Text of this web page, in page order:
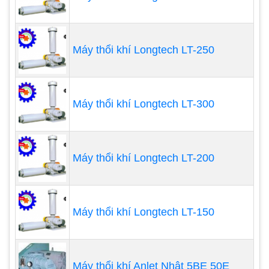
tương đối thấp.
Ứng dụng máy thổi khí Tsurumi:
Khuấy trộn bể điều hòa trong hệ thống xử lý
Máy thổi khí Longtech LT-250
Máy thổi khí Longtech LT-300
Máy thổi khí Longtech LT-200
Máy thổi khí Longtech LT-150
Máy thổi khí Anlet Nhật 5BE 50E